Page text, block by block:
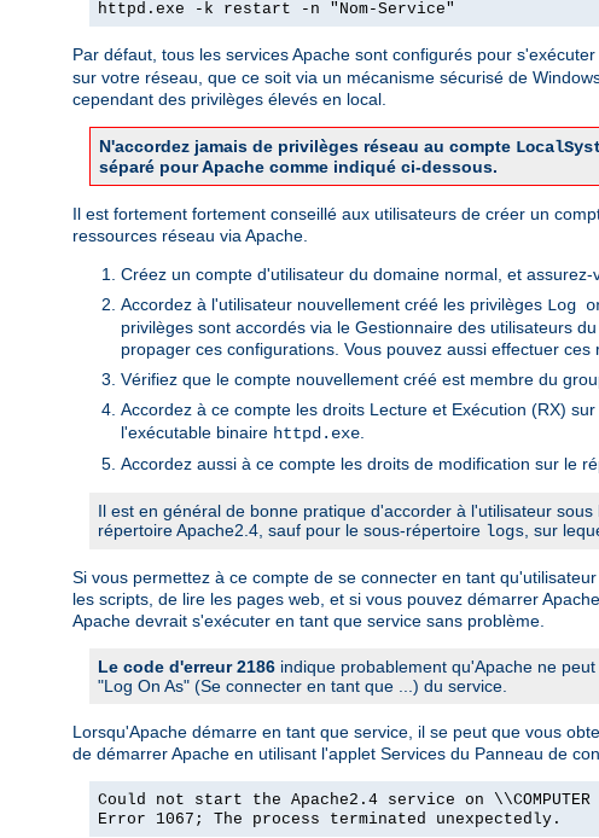
httpd.exe -k restart -n "Nom-Service"
Par défaut, tous les services Apache sont configurés pour
sur votre réseau, que ce soit via un mécanisme sécurisé de
cependant des privilèges élevés en local.
N'accordez jamais de privilèges réseau au compte
séparé pour Apache comme indiqué ci-dessous.
Il est fortement fortement conseillé aux utilisateurs de créer un
ressources réseau via Apache.
Créez un compte d'utilisateur du domaine normal, et assurez-
Accordez à l'utilisateur nouvellement créé les privilèges Log
privilèges sont accordés via le Gestionnaire des utilisateurs
propager ces configurations. Vous pouvez aussi effectuer
Vérifiez que le compte nouvellement créé est membre du
Accordez à ce compte les droits Lecture et Exécution (RX)
l'exécutable binaire httpd.exe
Accordez aussi à ce compte les droits de modification sur le
Il est en général de bonne pratique d'accorder à l'utilisateur
répertoire Apache2.4, sauf pour le sous-répertoire logs , sur
Si vous permettez à ce compte de se connecter en tant
les scripts, de lire les pages web, et si vous pouvez démarrer
Apache devrait s'exécuter en tant que service sans problème.
Le code d'erreur 2186 indique probablement qu'Apache ne
"Log On As" (Se connecter en tant que ...) du service.
Lorsqu'Apache démarre en tant que service, il se peut que vous
de démarrer Apache en utilisant l'applet Services du Panneau de
Could not start the Apache2.4 service on \\COMPUTER
Error 1067; The process terminated unexpectedly.